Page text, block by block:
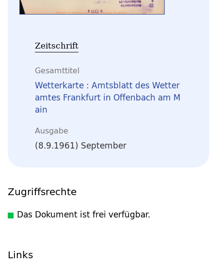
Zeitschrift
Gesamttitel
Wetterkarte : Amtsblatt des Wetter
amtes Frankfurt in Offenbach am M
ain
Ausgabe
(8.9.1961) September
Zugriffsrechte
Das Dokument ist frei verfügbar.
Links